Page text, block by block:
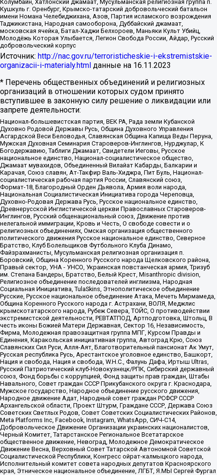
Колумбайн, Хатлонский джамаат, Мусульманская религиозная группа п.
Кушкуль г. Оренбург, Крымско-татарский добровольческий батальон
имени Номана Челебиджихана, Азов, Партия исламского возрождения
Таджикистана, Народная самооборона, Дуббайский джамаат,
московская ячейка, Батал-Хаджи Белхороев, Маньяки Культ Убийц,
Молодёжь Которая Улыбается, Легион Свобода России, Айдар, Русский
добровольческий корпус
Источник: http://nac.gov.ru/terroristicheskie-i-ekstremistskie-
organizacii-i-materialy.html данные на 16.11.2023
* Перечень общественных объединений и религиозных
организаций в отношении которых судом принято
вступившее в законную силу решение о ликвидации или
запрете деятельности:
Национал-большевистская партия, ВЕК РА, Рада земли Кубанской
Духовно Родовой Державы Русь, Община Духовного Управления
Асгардской Веси Беловодья, Славянская Община Капища Веды Перуна,
Мужская Духовная Семинария Староверов-Инглингов, Нурджулар, К
Богодержавию, Таблиги Джамаат, Свидетели Иеговы, Русское
национальное единство, Национал-социалистическое общество,
Джамаат мувахидов, Объединенный Вилайат Кабарды, Балкарии и
Карачая, Союз славян, Ат-Такфир Валь-Хиджра, Пит Буль, Национал-
социалистическая рабочая партия России, Славянский союз,
Формат-18, Благородный Орден Дьявола, Армия воли народа,
Национальная Социалистическая Инициатива города Череповца,
Духовно-Родовая Держава Русь, Русское национальное единство,
Древнерусской Инглистической церкви Православных Староверов-
Инглингов, Русский общенациональный союз, Движение против
нелегальной иммиграции, Кровь и Честь, О свободе совести и о
религиозных объединениях, Омская организация общественного
политического движения Русское национальное единство, Северное
Братство, Клуб Болельщиков Футбольного Клуба Динамо,
Файзрахманисты, Мусульманская религиозная организация п.
Боровский, Община Коренного Русского народа Щелковского района,
Правый сектор, УНА - УНСО, Украинская повстанческая армия, Тризуб
им. Степана Бандеры, Братство, Белый Крест, Misanthropic division,
Религиозное объединение последователей инглиизма, Народная
Социальная Инициатива, TulaSkins, Этнополитическое объединение
Русские, Русское национальное объединение Атака, Мечеть Мирмамеда,
Община Коренного Русского народа г. Астрахани, ВОЛЯ, Меджлис
крымскотатарского народа, Рубеж Севера, ТОЙС, О противодействии
экстремистской деятельности, РЕВТАТПОД, Артподготовка, Штольц, В
честь иконы Божией Матери Державная, Сектор 16, Независимость,
Фирма, Молодежная правозащитная группа МПГ, Курсом Правды и
Единения, Каракольская инициативная группа, Автоград Крю, Союз
Славянских Сил Руси, Алля-Аят, Благотворительный пансионат Ак Умут,
Русская республика Русь, Арестантское уголовное единство, Башкорт,
Нация и свобода, Нация и свобода, W.H.С., Фалунь Дафа, Иртыш Ultras,
Русский Патриотический клуб-Новокузнецк/РПК, Сибирский державный
союз, Фонд борьбы с коррупцией, Фонд защиты прав граждан, Штабы
Навального, Совет граждан СССР Прикубанского округа г. Краснодара,
Мужское государство, Народное объединение русского движения,
Народное движение Адат, Народный совет граждан РСФСР СССР
Архангельской области, Проект Штурм, Граждане СССР, Держава Союз
Советских Светлых Родов, Совет Советских Социалистических Районов,
Meta Platforms Inc, Facebook, Instagram, WhatsApp, СИЧ-С14,
Добровольческое Движение Организации украинских националистов,
Черный Комитет, Татарстанское Региональное Всетатарское
общественное движение, Невоград, Молодежное Демократическое
Движение Весна, Верховный Совет Татарской Автономной Советской
Социалистической Республики, Конгресс ойрат-калмыцкого народа,
Исполнительный комитет совета народных депутатов Красноярского
края, Этническое национальное объединение, ЛГБТ, Я.МЫ Сергей Фургал